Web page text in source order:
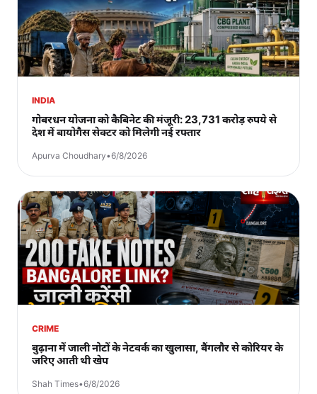
INDIA
गोबरधन योजना को कैबिनेट की मंजूरी: 23,731 करोड़ रुपये से
देश में बायोगैस सेक्टर को मिलेगी नई रफ्तार
Apurva Choudhary•6/8/2026
CRIME
बुढ़ाना में जाली नोटों के नेटवर्क का खुलासा, बैंगलौर से कोरियर के
जरिए आती थी खेप
Shah Times•6/8/2026